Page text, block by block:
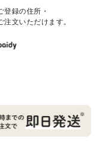
録の住所・
文いただけます。